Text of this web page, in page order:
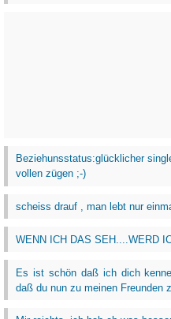
Beziehunsstatus:glücklicher
vollen zügen ;-)
scheiss drauf , man lebt nur
WENN ICH DAS SEH....WERD
Es ist schön daß ich dich
daß du nun zu meinen Freunden